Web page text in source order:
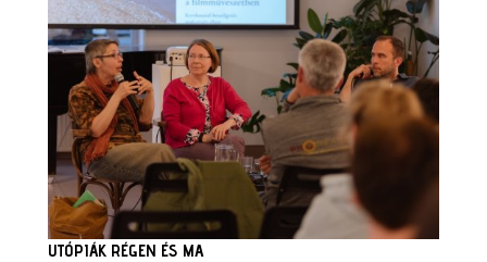
UTÓPIÁK RÉGEN ÉS MA